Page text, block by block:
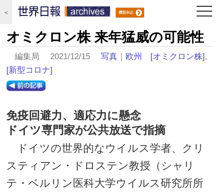
＜
オミクロン株 来年猛威の可能性
編集局 2021/12/15写真 ｜ 欧州 [オミクロン株],
[新型コロナ]
免疫回避力、適応力に懸念
ドイツ専門家が公共放送で指摘
ドイツの世界的なウイルス学者、クリ
スティアン・ドロステン教授（シャリ
テ・ベルリン医科大学ウイルス研究所所